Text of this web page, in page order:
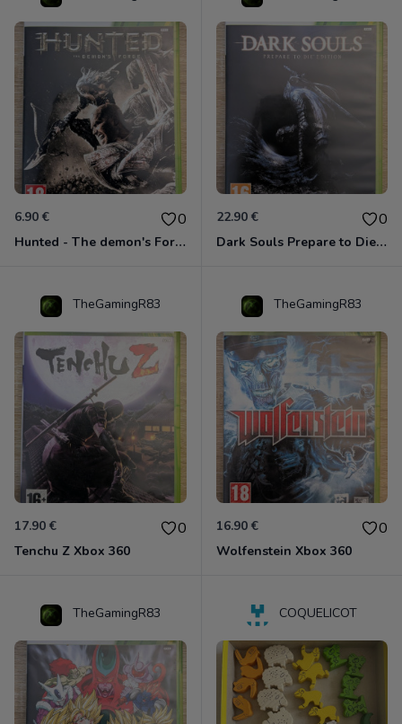
6.90 € 0
Hunted - The demon's Forge Xbox 360 (Complet CIB)
22.90 € 0
Dark Souls Prepare to Die Edition XBOX 360
TheGamingR83
17.90 € 0
Tenchu Z Xbox 360
TheGamingR83
16.90 € 0
Wolfenstein Xbox 360
TheGamingR83 COQUELICOT